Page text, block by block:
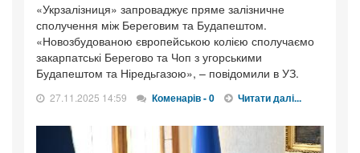
«Укрзалізниця» запроваджує пряме залізничне
сполучення між Береговим та Будапештом.
«Новозбудованою європейською колією сполучаємо
закарпатські Берегово та Чоп з угорськими
Будапештом та Ніредьгазою», – повідомили в УЗ.
27.11.2025 14:59 Коменарів - 0 Читати далі...